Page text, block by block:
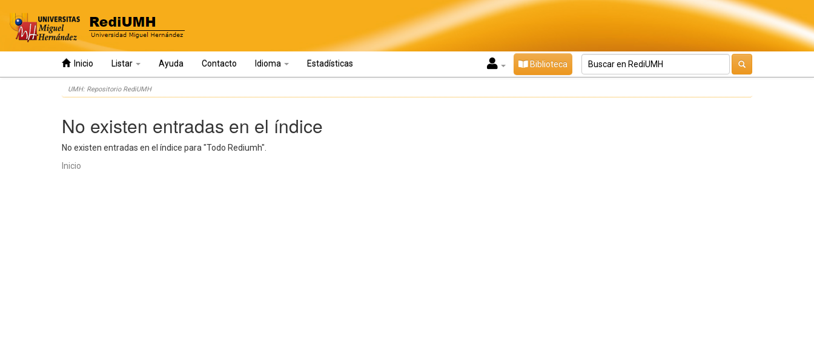
Inicio Listar Ayuda Contacto Idioma Estadísticas Biblioteca
UMH: Repositorio RediUMH
No existen entradas en el índice
No existen entradas en el índice para "Todo Rediumh".
Inicio